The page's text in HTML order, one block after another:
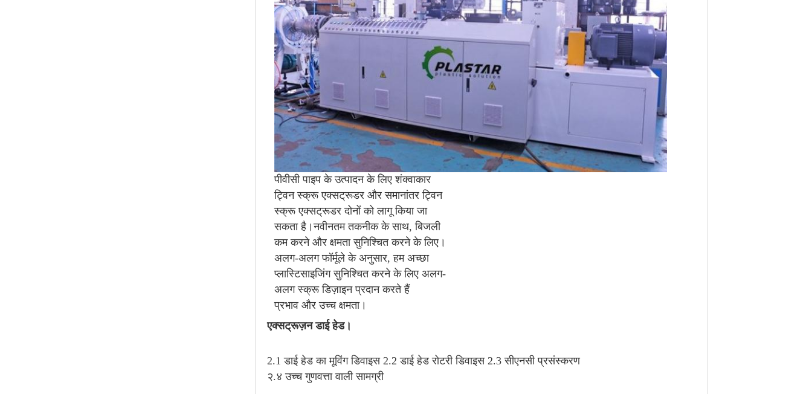
पीवीसी पाइप के उत्पादन के लिए शंक्वाकार
ट्विन स्क्रू एक्सट्रूडर और समानांतर ट्विन
स्क्रू एक्सट्रूडर दोनों को लागू किया जा
सकता है।नवीनतम तकनीक के साथ, बिजली
कम करने और क्षमता सुनिश्चित करने के लिए।
अलग-अलग फॉर्मूले के अनुसार, हम अच्छा
प्लास्टिसाइजिंग सुनिश्चित करने के लिए अलग-
अलग स्क्रू डिज़ाइन प्रदान करते हैं
प्रभाव और उच्च क्षमता।
एक्सट्रूज़न डाई हेड।
2.1 डाई हेड का मूविंग डिवाइस 2.2 डाई हेड रोटरी डिवाइस 2.3 सीएनसी प्रसंस्करण
२.४ उच्च गुणवत्ता वाली सामग्री